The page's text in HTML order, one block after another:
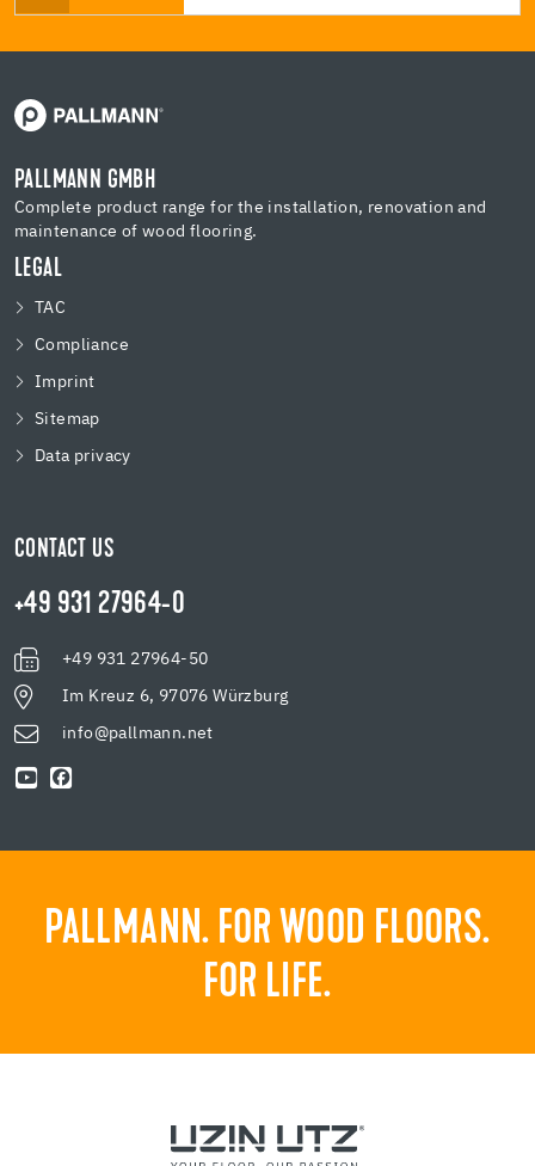
PALLMANN GMBH
Complete product range for the installation, renovation and
maintenance of wood flooring.
LEGAL
TAC
Compliance
Imprint
Sitemap
Data privacy
CONTACT US
+49 931 27964-0
+49 931 27964-50
Im Kreuz 6, 97076 Würzburg
info@pallmann.net
PALLMANN. FOR WOOD FLOORS.
FOR LIFE.